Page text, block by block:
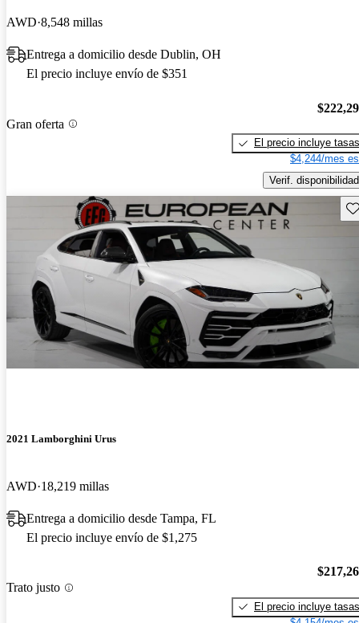
AWD 8,548 millas
Entrega a domicilio desde Dublin, OH
El precio incluye envío de $351
Gran oferta
El precio incluye tasas
$4,244/mes
Verif. disponibilidad
2021 Lamborghini Urus
AWD 18,219 millas
Entrega a domicilio desde Tampa, FL
El precio incluye envío de $1,275
Trato justo
El precio incluye tasas